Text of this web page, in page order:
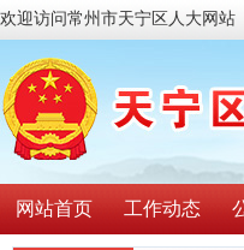
欢迎访问常州市天宁区人大网站
网站首页 工作动态